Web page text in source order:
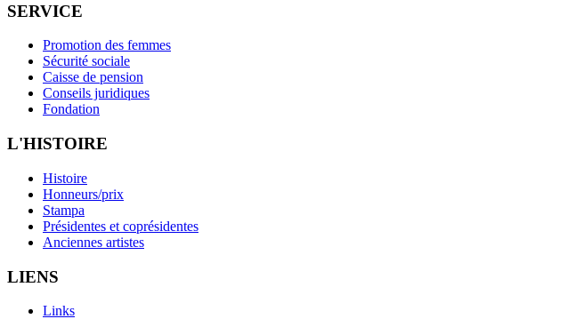
SERVICE
Promotion des femmes
Sécurité sociale
Caisse de pension
Conseils juridiques
Fondation
L'HISTOIRE
Histoire
Honneurs/prix
Stampa
Présidentes et coprésidentes
Anciennes artistes
LIENS
Links